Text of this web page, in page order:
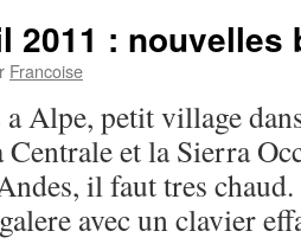
2011 : nouvelles
Francoise
Alpe, petit village
Centrale et la Sierra
il faut tres
avec un clavier